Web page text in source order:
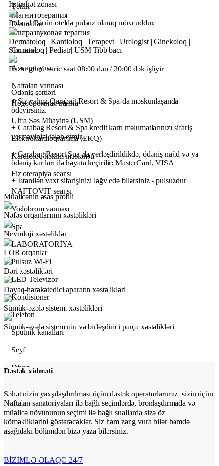
Tərlik
Dəsmallar
Магнитотерапия
Ультразвуковая терапия
Солюкс
Амплипульс
Naftalan vannası
Йодобромная ванна
Ultra Səs Müayinə (USM)
Elektrokardioqramma (EKQ)
Kardioloq həkim məsləhəti
Fizioterapiya seansı
NAFTOVIT seansı
Yodobrom vannası
Spa
LABORATORİYA
Pulsuz Wi-Fi
LED Televizor
Kondisioner
Telefon
Sputnik kanalları
Seyf
Divan
Tərlik
Dəsmallar
Al geyimi
Itstirahət zonası
Pulsuz! Bütün oteldə pulsuz olaraq mövcuddur.
Dermatoloq | Kardioloq | Terapevt | Urologist | Ginekoloq |
Stomatoloq | Pediatr| USM|Tibb bacı
Bazar günü xaric saat 08:00 dən / 20:00 dək işliyir
Ödəniş şərtləri
+ Siz yalnız Qarabağ Resort & Spa-da məskunlaşanda
ödəyirsiniz.
+ Garabag Resort & Spa kredit kartı məlumatlarınızı sifariş
verməyinizi tələb etmir.
+ Garabag Resort Spa-da yerləşdirildikdə, ödəniş nağd və ya
ödəniş kartları ilə həyata keçirilir: MasterCard, VISA.
+ İstənilən vaxt sifarişinizi ləğv edə bilərsiniz - pulsuzdur
Müalicənin əsas profili
Nəfəs orqanlarının xəstəlikləri
Nevroloji xəstəliklər
LOR orqanlar
Dəri xəstəlikləri
Dayaq-hərəkətedici aparatın xəstəlikləri
Sümük-əzələ sistemi xəstəlikləri
Sümük-əzələ sisteminin və birləşdirici parça xəstəlikləri
Dəstək xidməti
Səhətinizin yaxşılaşdırılması üçün dəstək operatorlarımız, sizin üçün
Naftalan sanatoriyaları ilə bağlı seçimlərdə, bronlaşdırmada və
müəlicə növünunun seçimi ilə bağlı suallarda sizə öz
köməkliklərini göstərəcəklər. Siz həm zəng vura bilər həmdə
aşağıdakı bölümdən bizə yaza bilərsiniz.
BİZİMLƏ ƏLAQƏ 24/7